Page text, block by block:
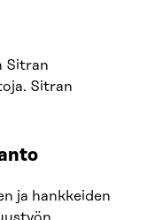
Sitran
Sitran
ja hankkeiden